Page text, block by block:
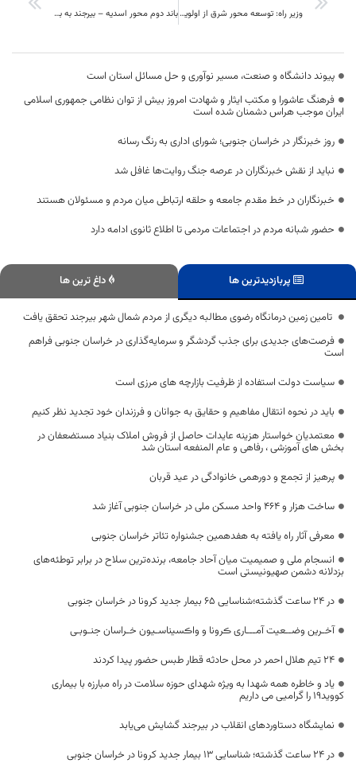
وزیر راه: توسعه محور شرق از اولویت های راهبردی کشور است باند دوم محور اسدیه – بیرجند به بهره برداری رسید
پیوند دانشگاه و صنعت، مسیر نوآوری و حل مسائل استان است
فرهنگ عاشورا و مکتب ایثار و شهادت امروز بیش از توان نظامی جمهوری اسلامی
ایران موجب هراس دشمنان شده است
روز خبرنگار در خراسان جنوبی؛ شورای اداری به رنگ رسانه
نباید از نقش خبرنگاران در عرصه جنگ روایت‌ها غافل شد
خبرنگاران در خط مقدم جامعه و حلقه ارتباطی میان مردم و مسئولان هستند
حضور شبانه مردم در اجتماعات مردمی تا اطلاع ثانوی ادامه دارد
پربازدیدترین ها داغ ترین ها
تامین زمین درمانگاه رضوی مطالبه دیگری از مردم شمال شهر بیرجند تحقق یافت
فرصت‌های جدیدی برای جذب گردشگر و سرمایه‌گذاری در خراسان جنوبی فراهم
است
سیاست دولت استفاده از ظرفیت بازارچه های مرزی است
باید در نحوه انتقال مفاهیم و حقایق به جوانان و فرزندان خود تجدید نظر کنیم
معتمدیان خواستار هزینه عایدات حاصل از فروش املاک بنیاد مستضعفان در
بخش های آموزشی ، رفاهی و عام المنفعه استان شد
پرهیز از تجمع و دورهمی خانوادگی در عید قربان
ساخت هزار و ۴۶۴ واحد مسکن ملی در خراسان جنوبی آغاز شد
معرفی آثار راه‌ یافته به هفدهمین جشنواره تئاتر خراسان جنوبی
انسجام ملی و صمیمیت میان آحاد جامعه، برنده‌ترین سلاح در برابر توطئه‌های
بزدلانه دشمن صهیونیستی است
در 24 ساعت گذشته؛شناسایی 65 بیمار جدید کرونا در خراسان جنوبی
آخـرین وضــعیت آمـــاری ڪرونا و واڪسیناسـیون خـراسان جنـوبـی
24 تیم هلال احمر در محل حادثه قطار طبس حضور پیدا کردند
یاد و خاطره همه شهدا به ویژه شهدای حوزه سلامت در راه مبارزه با بیماری
کووید19 را گرامیی می داریم
نمایشگاه دستاوردهای انقلاب در بیرجند گشایش می‌یابد
در 24 ساعت گذشته؛ شناسایی 13 بیمار جدید کرونا در خراسان جنوبی